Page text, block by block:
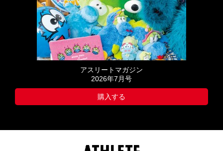
アスリートマガジン
2026年7月号
購入する